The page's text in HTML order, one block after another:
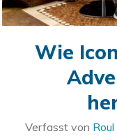
Wie
Verfasst von